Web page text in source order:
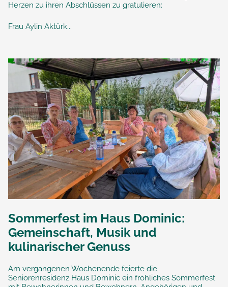
Herzen zu ihren Abschlüssen zu gratulieren:
Frau Aylin Aktürk...
Sommerfest im Haus Dominic:
Gemeinschaft, Musik und
kulinarischer Genuss
Am vergangenen Wochenende feierte die
Seniorenresidenz Haus Dominic ein fröhliches Sommerfest